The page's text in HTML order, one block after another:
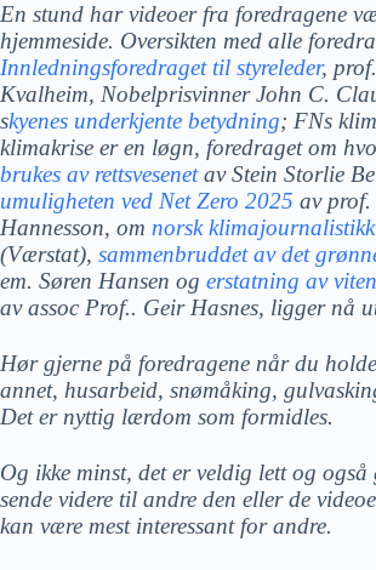
En stund har videoer fra foredragene
hjemmeside. Oversikten med alle
Innledningsforedraget til styreleder,
Kvalheim, Nobelprisvinner John C.
skyenes underkjente betydning; FNs
klimakrise er en løgn, foredraget om
brukes av rettsvesenetav Stein Storlie
umuligheten ved Net Zero 2025 av
Hannesson, om norsk klimajournalistikk
(Værstat), sammenbruddet av det
em. Søren Hansen og erstatning av
av assoc Prof.. Geir Hasnes, ligger nå
Hør gjerne på foredragene når du
annet, husarbeid, snømåking,
Det er nyttig lærdom som formidles.
Og ikke minst, det er veldig lett og også
sende videre til andre den eller de
kan være mest interessant for andre.